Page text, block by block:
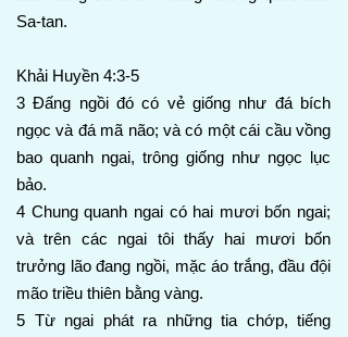
Sa-tan.
Khải Huyền 4:3-5
3 Đấng ngồi đó có vẻ giống như đá bích
ngọc và đá mã não; và có một cái cầu vồng
bao quanh ngai, trông giống như ngọc lục
bảo.
4 Chung quanh ngai có hai mươi bốn ngai;
và trên các ngai tôi thấy hai mươi bốn
trưởng lão đang ngồi, mặc áo trắng, đầu đội
mão triều thiên bằng vàng.
5 Từ ngai phát ra những tia chớp, tiếng